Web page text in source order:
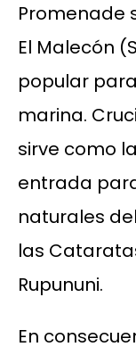
Promenade
El Malecón
popular
marina.
sirve como
entrada
naturales
las
Rupununi.
En